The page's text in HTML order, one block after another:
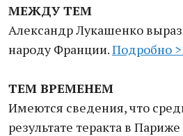
МЕЖДУ ТЕМ
Александр Лукашенко
народу Франции.Подробно
ТЕМ ВРЕМЕНЕМ
Имеются сведения, что
результате теракта в